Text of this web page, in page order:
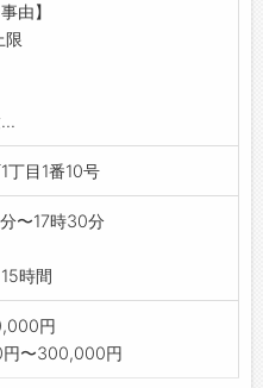
由】
限
丁目1番10号
〜17時30分
時間
円
〜300,000円